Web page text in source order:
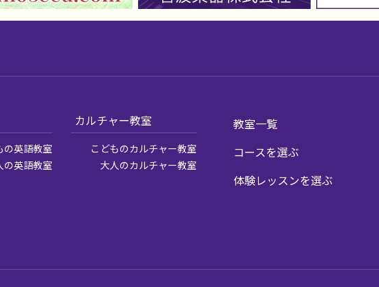
の英語教室
の英語教室
カルチャー教室
こどものカルチャー教室
大人のカルチャー教室
教室一覧
コースを選ぶ
体験レッスンを選ぶ